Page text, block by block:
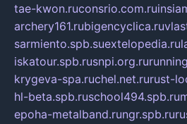
tae-kwon.ruconsrio.com.ru
archery161.rubigencyclica.ru
sarmiento.spb.suextelopedia.ru
iskatour.spb.rusnpi.org.ru
krygeva-spa.ruchel.net.rurust-
hl-beta.spb.ruschool494.spb.ru
epoha-metalband.rungr.spb.ru